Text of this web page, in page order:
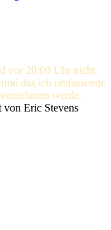
vor 20:00 Uhr nicht
das ich umfassende
werde.
von Eric Stevens